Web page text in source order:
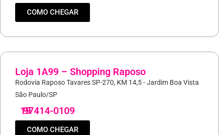
COMO CHEGAR
Loja 1A99 – Shopping Raposo
Rodovia Raposo Tavares SP-270, KM 14,5 - Jardim Boa Vista
São Paulo/SP
19
97414-0109
COMO CHEGAR